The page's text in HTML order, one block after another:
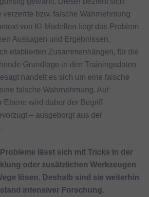
bzw. falsche Wahrnehmung
von KI-Modellen liegt das Problem
Aussagen und Ergebnissen,
etablierten Zusammenhängen, für die
Grundlage in den Trainingsdaten
handelt es sich um eine falsche
falsche Wahrnehmung. Auf
Ebene wird daher der Begriff
– ausgeborgt aus der
lässt sich mit Tricks in der
oder zusätzlichen Werkzeugen
lösen. Deshalb sind sie weiterhin
intensiver Forschung.